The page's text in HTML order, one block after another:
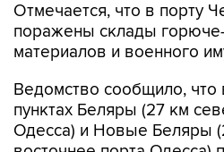
Отмечается, что в порту
поражены склады
материалов и военного
Ведомство сообщило, что
пунктах Беляры (27 км
Одесса) и Новые Беляры